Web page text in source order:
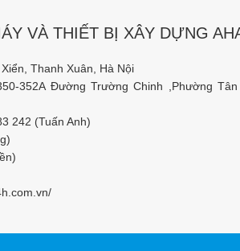
VÀ THIẾT BỊ XÂY DỰNG
Thanh Xuân, Hà Nội
352A Đường Trường Chinh ,Phường
242 (Tuấn Anh)